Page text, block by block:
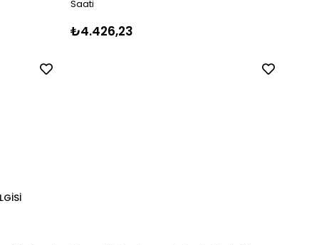
Saati
₺4.426,23